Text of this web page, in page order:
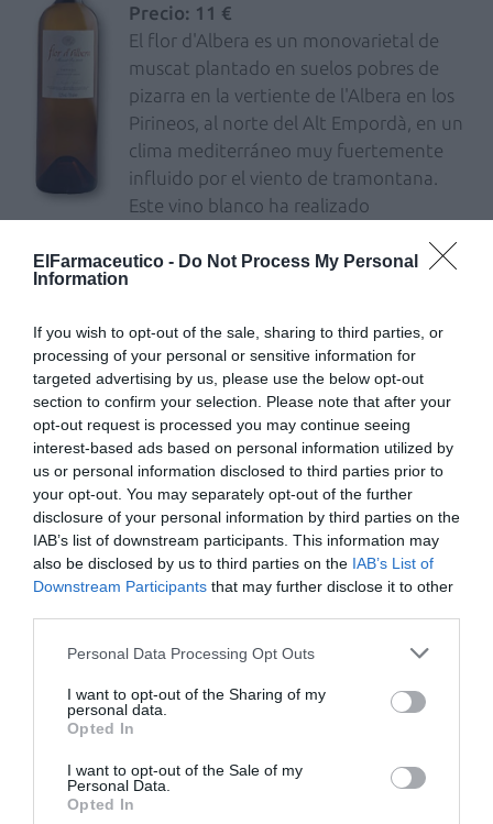
ElFarmaceutico - Do Not Process My Personal
Information
If you wish to opt-out of the sale, sharing to third parties, or
processing of your personal or sensitive information for
targeted advertising by us, please use the below opt-out
section to confirm your selection. Please note that after your
opt-out request is processed you may continue seeing
interest-based ads based on personal information utilized by
us or personal information disclosed to third parties prior to
your opt-out. You may separately opt-out of the further
disclosure of your personal information by third parties on the
IAB’s list of downstream participants. This information may
also be disclosed by us to third parties on the IAB’s List of
Downstream Participants that may further disclose it to other
Personal Data Processing Opt Outs
I want to opt-out of the Sharing of my
personal data.
Opted In
I want to opt-out of the Sale of my
Personal Data.
Opted In
Precio: 11 €
El flor d'Albera es un monovarietal de
muscat plantado en suelos pobres de
pizarra en la vertiente de l'Albera en los
Pirineos, al norte del Alt Empordà, en un
clima mediterráneo muy fuertemente
influido por el viento de tramontana.
Este vino blanco ha realizado
francés sobre lías durante 12 meses. Expresa
perfectamente la singularidad del terreno y de la
El resultado es un vino muy aromático, de color
amarillento dorado intenso y con una buena carga de
alcohol. En nariz tiene una intensidad aromática muy
alta, con un predominio de la miel, las flores de azahar,
y aromas torrefactos, de vainilla y café. En boca es muy
untuoso y duradero. Muy recomendable su maridaje
con arroces de marisco y peces blancos con salsas
grasas.
Añadir El Farmacéuticocomo fuente preferida
de Google de forma gratuita
ACTIVAR AHORA
Documentos
EF503_VINOS_Y_LIBROS.pdf